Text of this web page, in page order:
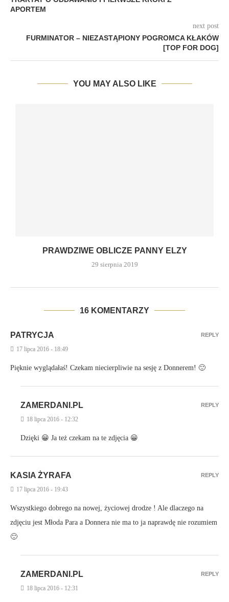
APORTEM
next post
FURMINATOR – NIEZASTĄPIONY POGROMCA KŁAKÓW
[TOP FOR DOG]
YOU MAY ALSO LIKE
PRAWDZIWE OBLICZE PANNY ELZY
29 sierpnia 2019
16 KOMENTARZY
PATRYCJA
17 lipca 2016 - 18:49
Pięknie wyglądałaś! Czekam niecierpliwie na sesję z Donnerem! 🙂
REPLY
ZAMERDANI.PL
18 lipca 2016 - 12:32
Dzięki 😀 Ja też czekam na te zdjęcia 😀
REPLY
KASIA ŻYRAFA
17 lipca 2016 - 19:43
Wszystkiego dobrego na nowej, życiowej drodze ! Ale dlaczego na
zdjęciu jest Młoda Para a Donnera nie ma to ja naprawdę nie rozumiem
🙂
REPLY
ZAMERDANI.PL
18 lipca 2016 - 12:31
REPLY